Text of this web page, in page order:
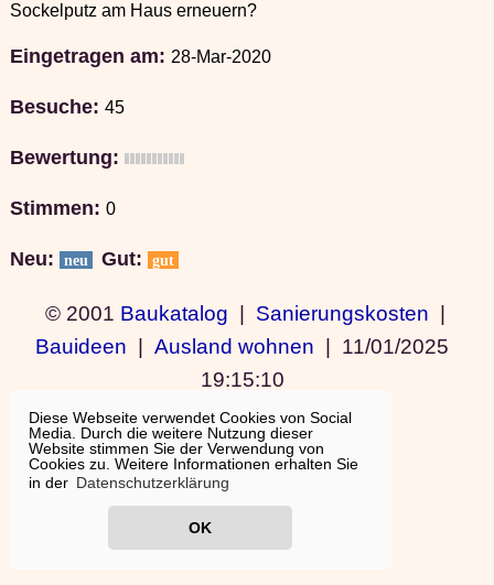
Diese Webseite verwendet Cookies von Social
Media. Durch die weitere Nutzung dieser
Website stimmen Sie der Verwendung von
Cookies zu. Weitere Informationen erhalten Sie
in der Datenschutzerklärung
OK
Sockelputz am Haus erneuern?
Eingetragen am: 28-Mar-2020
Besuche: 45
Bewertung:
Stimmen: 0
Neu: neu Gut: gut
© 2001 Baukatalog | Sanierungskosten |
Bauideen | Ausland wohnen | 11/01/2025
19:15:10